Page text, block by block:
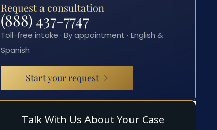
Request a consultation
(888) 437-7747
Toll-free intake · By appointment · English &
Spanish
Start your request